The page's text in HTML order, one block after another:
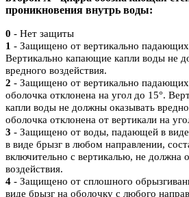
проникновения внутрь воды:
0 - Нет защиты
1 - Защищено от вертикально падающих
Вертикально капающие капли воды не
вредного воздействия.
2 - Защищено от вертикально падающих
оболочка отклонена на угол до 15°.
капли воды не должны оказывать
оболочка отклонена от вертикали на
3 - Защищено от воды, падающей в
в виде брызг в любом направлении,
включительно с вертикалью, не должна
воздействия.
4 - Защищено от сплошного
виде брызг на оболочку с любого